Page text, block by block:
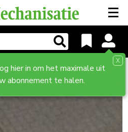
hier in om het maximale uit
abonnement te halen.
X